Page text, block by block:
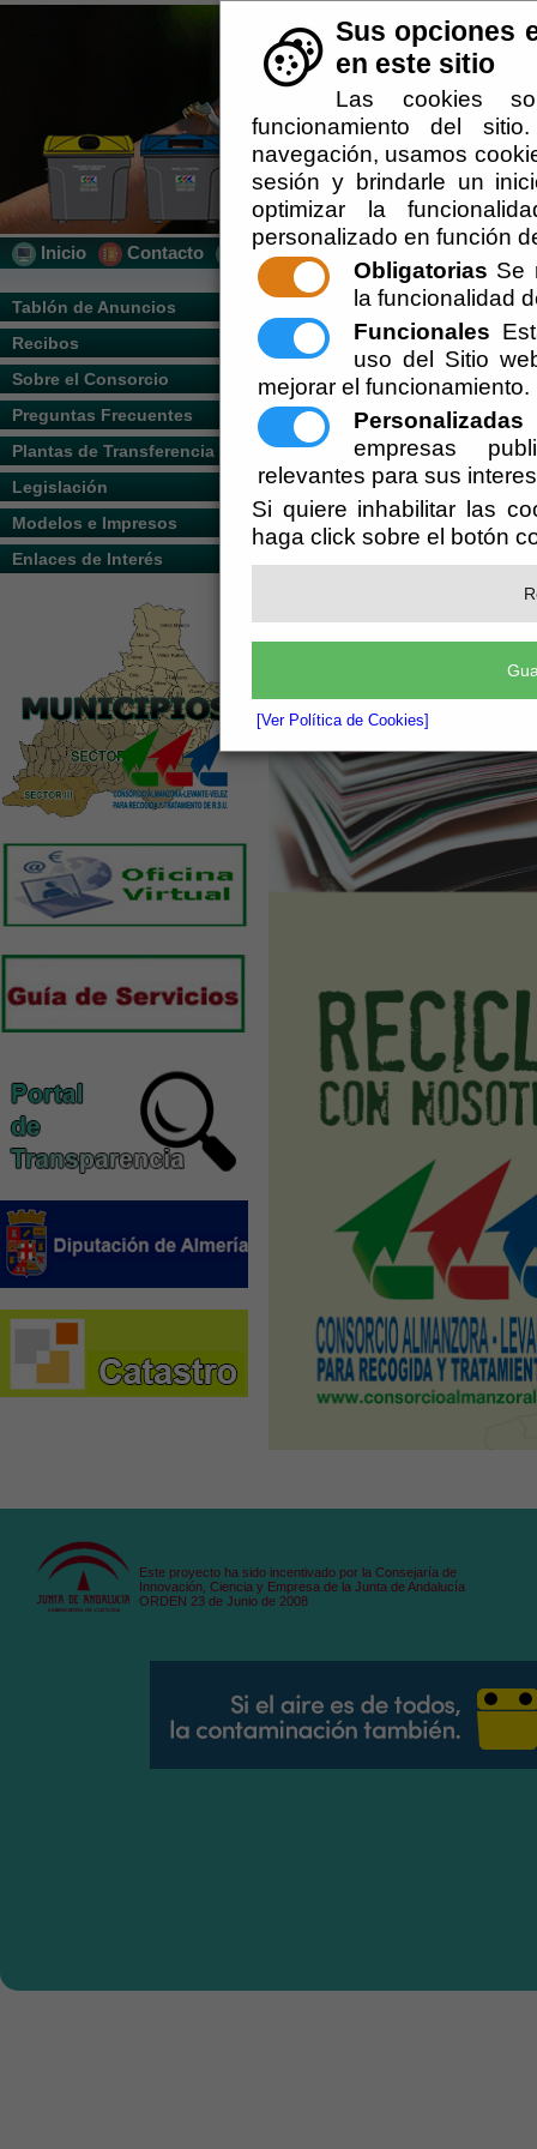
Sus opciones
en este sitio
Las cookies
funcionamiento del
navegación, usamos
sesión y brindarle un
optimizar la
personalizado en función
Obligatorias Se
la funcionalidad
Funcionales
uso del Sitio
mejorar el funcionamiento.
Personalizadas
empresas
relevantes para sus
Si quiere inhabilitar las
haga click sobre el botón
[Ver Política de Cookies]
Inicio Contacto Localización
Tablón de Anuncios
Recibos
Sobre el Consorcio
Preguntas Frecuentes
Plantas de Transferencia
Legislación
Modelos e Impresos
Enlaces de Interés
Usted se encuentra aquí:Inicio // 2014 -
Escuchar
Este proyecto ha sido incentivado por la Consejaría de
Innovación, Ciencia y Empresa de la Junta de Andalucía
ORDEN 23 de Junio de 2008